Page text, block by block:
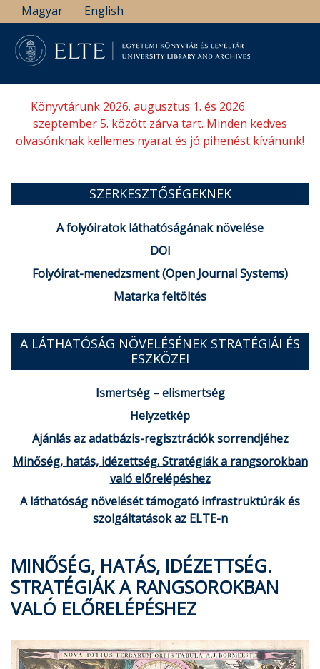
Ugrás
a
tartalomra
Magyar English
Könyvtárunk 2026. augusztus 1. és 2026.
szeptember 5. között zárva tart. Minden kedves
olvasónknak kellemes nyarat és jó pihenést kívánunk!
SZERKESZTŐSÉGEKNEK
A folyóiratok láthatóságának növelése
DOI
Folyóirat-menedzsment (Open Journal Systems)
Matarka feltöltés
A LÁTHATÓSÁG NÖVELÉSÉNEK STRATÉGIÁI ÉS
ESZKÖZEI
Ismertség – elismertség
Helyzetkép
Ajánlás az adatbázis-regisztrációk sorrendjéhez
Minőség, hatás, idézettség. Stratégiák a rangsorokban
való előrelépéshez
A láthatóság növelését támogató infrastruktúrák és
szolgáltatások az ELTE-n
MINŐSÉG, HATÁS, IDÉZETTSÉG.
STRATÉGIÁK A RANGSOROKBAN
VALÓ ELŐRELÉPÉSHEZ